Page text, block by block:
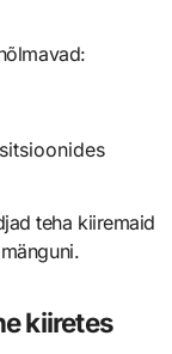
teha kiiremaid
kiiretes